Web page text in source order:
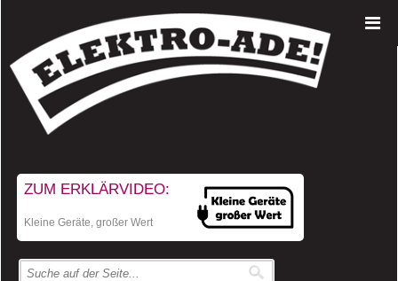
ZUM ERKLÄRVIDEO:
Kleine Geräte, großer Wert